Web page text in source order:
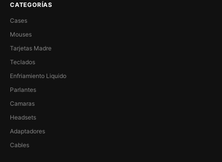
CATEGORÍAS
Cases
Mouses
Tarjetas Madre
Teclados
Enfriamiento Liquido
Parlantes
Camaras
Headsets
Adaptadores
Cables